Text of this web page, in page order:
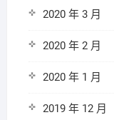
2020 年 3 月
2020 年 2 月
2020 年 1 月
2019 年 12 月